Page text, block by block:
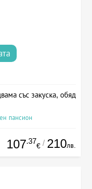
със закуска, обяд
пансион
107.37
€ / 210лв.